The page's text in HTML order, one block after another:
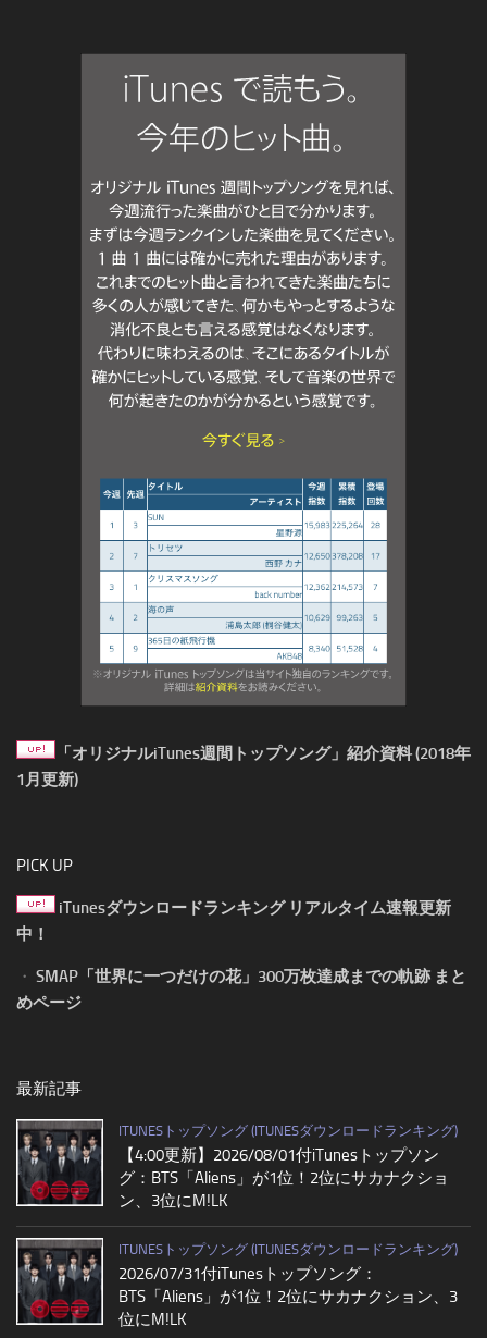
「オリジナルiTunes週間トップソング」紹介資料 (2018年
1月更新)
PICK UP
iTunesダウンロードランキング リアルタイム速報更新
中！
・ SMAP「世界に一つだけの花」300万枚達成までの軌跡 まと
めページ
最新記事
ITUNESトップソング (ITUNESダウンロードランキング)
【4:00更新】2026/08/01付iTunesトップソン
グ：BTS「Aliens」が1位！2位にサカナクショ
ン、3位にM!LK
ITUNESトップソング (ITUNESダウンロードランキング)
2026/07/31付iTunesトップソング：
BTS「Aliens」が1位！2位にサカナクション、3
位にM!LK